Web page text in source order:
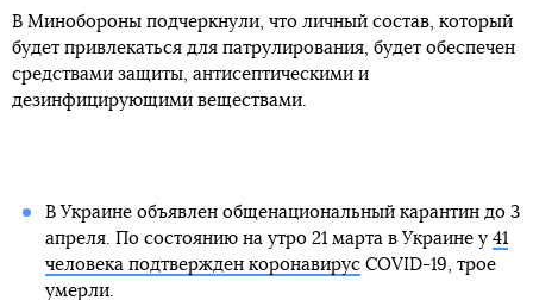
В Минобороны подчеркнули, что личный состав, который
будет привлекаться для патрулирования, будет обеспечен
средствами защиты, антисептическими и
дезинфицирующими веществами.
В Украине объявлен общенациональный карантин до 3
апреля. По состоянию на утро 21 марта в Украине у 41
человека подтвержден коронавирусCOVID-19, трое
умерли.